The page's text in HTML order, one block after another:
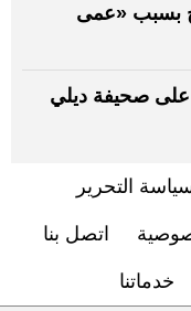
بسبب «عمى
على صحيفة ديلي
التحرير
اتصل بنا
خدماتنا